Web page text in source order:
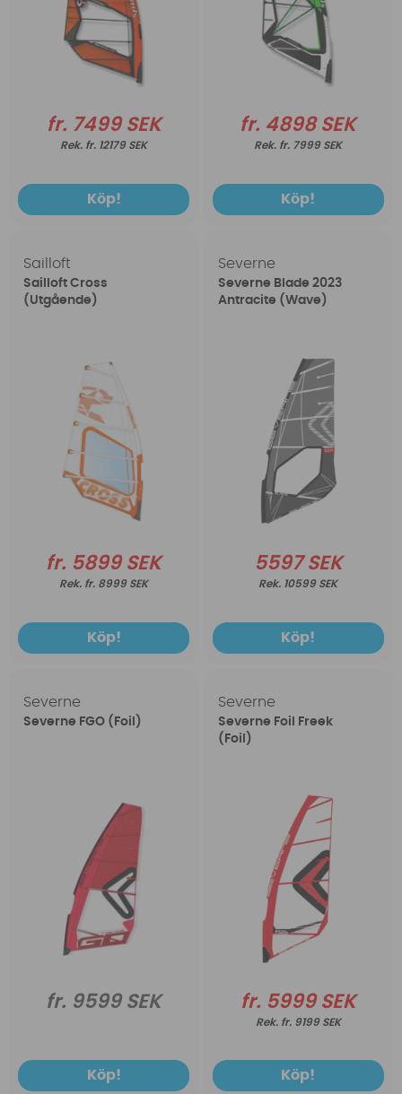
fr. 7499 SEK
fr. 12179 SEK
Köp!
fr. 4898 SEK
fr. 7999 SEK
Köp!
Sailloft
Sailloft Cross
(Utgående)
fr. 5899 SEK
fr. 8999 SEK
Köp!
Severne
Severne Blade 2023
Antracite (Wave)
5597 SEK
10599 SEK
Köp!
Severne
Severne FGO (Foil)
fr. 9599 SEK
Köp!
Severne
Severne Foil Freek
(Foil)
fr. 5999 SEK
fr. 9199 SEK
Köp!